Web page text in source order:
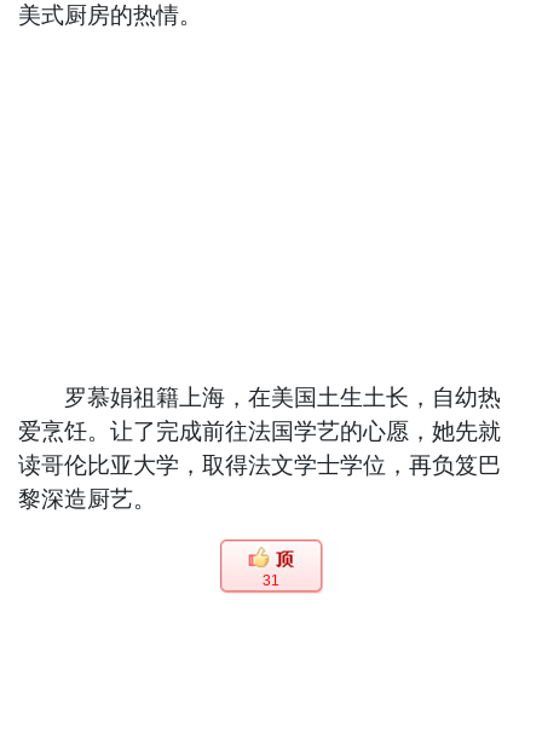
美式厨房的热情。
罗慕娟祖籍上海，在美国土生土长，自幼热
爱烹饪。让了完成前往法国学艺的心愿，她先就
读哥伦比亚大学，取得法文学士学位，再负笈巴
黎深造厨艺。
31